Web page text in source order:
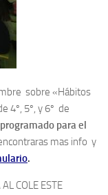
sobre «Hábitos
4º, 5º, y 6º de
para el
mas info y
.
COLE ESTE